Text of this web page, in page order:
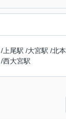
/ 上尾駅 /大宮駅 /北
/西大宮駅